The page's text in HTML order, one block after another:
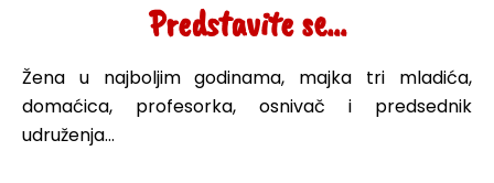
Predstavite se...
Žena u najboljim godinama, majka tri mladića,
domaćica, profesorka, osnivač i predsednik
udruženja…